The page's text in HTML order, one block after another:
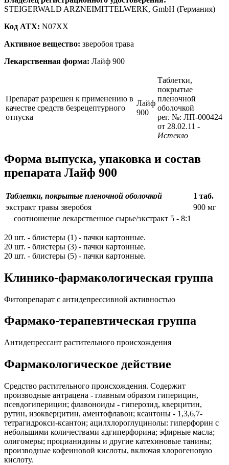
STEIGERWALD ARZNEIMITTELWERK, GmbH (Германия)
Код ATX: N07XX
Активное вещество: зверобоя трава
Лекарственная форма: Лайф 900
Препарат разрешен к применению в
качестве средств безрецептурного
отпуска
Лайф
900
Таблетки,
покрытые
пленочной
оболочкой
рег. №: ЛП-000424
от 28.02.11 -
Истекло
Форма выпуска, упаковка и состав
препарата Лайф 900
Таблетки, покрытые пленочной оболочкой
1 таб.
экстракт травы зверобоя
900 мг
соотношение лекарственное сырье/экстракт 5 - 8:1
20 шт. - блистеры (1) - пачки картонные.
20 шт. - блистеры (3) - пачки картонные.
20 шт. - блистеры (5) - пачки картонные.
Клинико-фармакологическая группа
Фитопрепарат с антидепрессивной активностью
Фармако-терапевтическая группа
Антидепрессант растительного происхождения
Фармакологическое действие
Средство растительного происхождения. Содержит
производные антрацена - главным образом гиперицин,
псевдогиперицин; флавоноиды - гиперозид, кверцитин,
рутин, изокверцитин, аментофлавон; ксантоны - 1,3,6,7-
тетрагидрокси-ксантон; ацилхлороглуцинолы: гиперфорин с
небольшими количествами адгиперфорина; эфирные масла;
олигомеры; процианидины и другие катехиновые танины;
производные кофеиновой кислоты, включая хлорогеновую
кислоту.